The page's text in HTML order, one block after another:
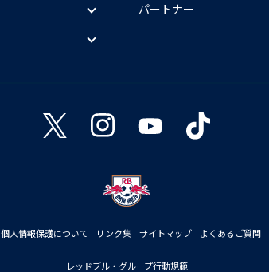
パートナー
個人情報保護について リンク集 サイトマップ よくあるご質問
レッドブル・グループ行動規範